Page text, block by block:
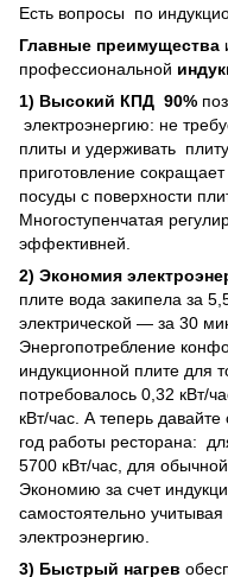
Есть вопросы по
Главные преимущества
профессиональной
1) Высокий КПД 90%
электроэнергию: не
плиты и удерживать
приготовление
посуды с поверхности
Многоступенчатая
эффективней.
2) Экономия
плите вода закипела за
электрической — за 30
Энергопотребление
индукционной плите для
потребовалось 0,32 кВт/
кВт/час. А теперь
год работы ресторана:
5700 кВт/час, для
Экономию за счет
самостоятельно
электроэнергию.
3) Быстрый нагрев